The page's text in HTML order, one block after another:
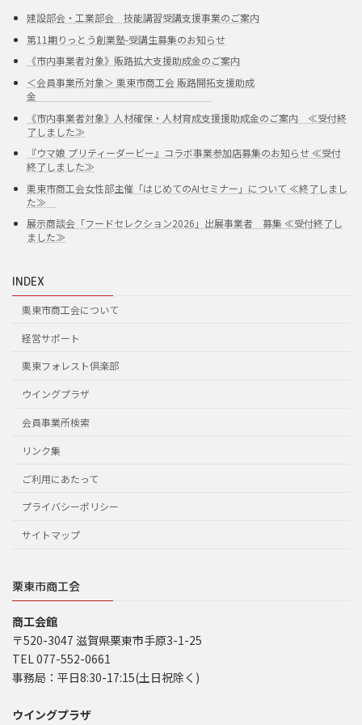
建設部会・工業部会 技能講習受講支援事業のご案内
第11期りっとう創業塾-受講生募集のお知らせ
《市内事業者対象》販路拡大支援助成金のご案内
＜会員事業所対象＞ 栗東市商工会 販路開拓支援助成
金
《市内事業者対象》人材確保・人材育成支援援助成金のご案内 ≪受付終
了しました≫
『ウマ娘 プリティーダービー』コラボ事業参加店募集のお知らせ ≪受付
終了しました≫
栗東市商工会女性部主催「はじめてのAIセミナー」について ≪終了しまし
た≫
展示商談会「フードセレクション2026」出展事業者 募集 ≪受付終了し
ました≫
INDEX
栗東市商工会について
経営サポート
栗東フォレスト倶楽部
ウイングプラザ
会員事業所検索
リンク集
ご利用にあたって
プライバシーポリシー
サイトマップ
栗東市商工会
商工会館
〒520-3047 滋賀県栗東市手原3-1-25
TEL 077-552-0661
事務局：平日8:30-17:15(土日祝除く)
ウイングプラザ